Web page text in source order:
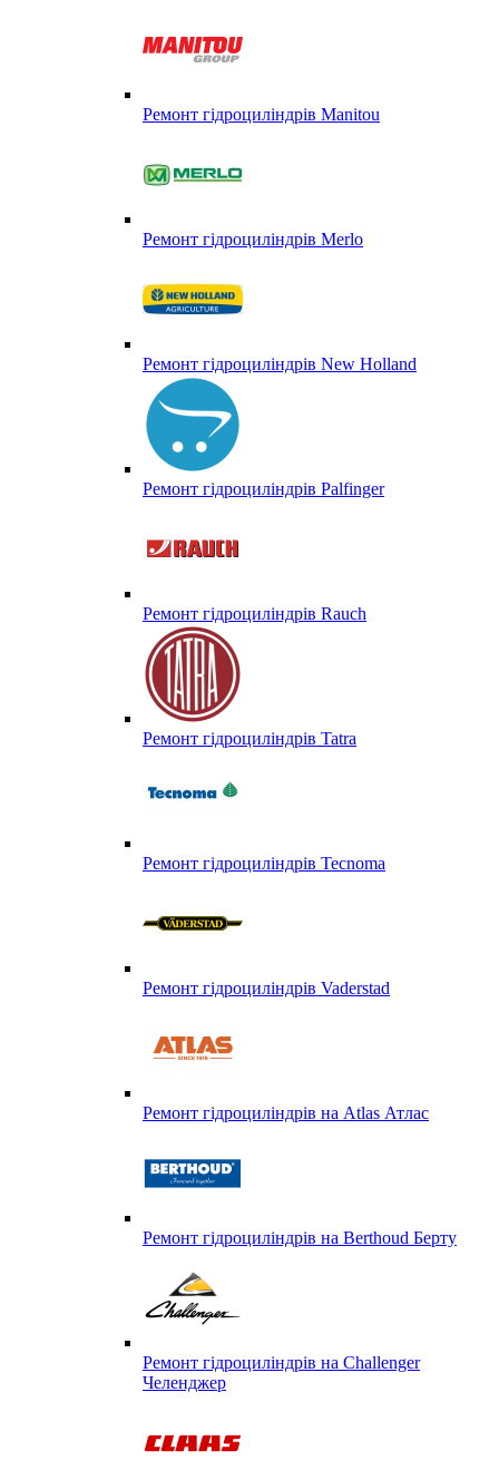
Ремонт гідроциліндрів Manitou
Ремонт гідроциліндрів Merlo
Ремонт гідроциліндрів New Holland
Ремонт гідроциліндрів Palfinger
Ремонт гідроциліндрів Rauch
Ремонт гідроциліндрів Tatra
Ремонт гідроциліндрів Tecnoma
Ремонт гідроциліндрів Vaderstad
Ремонт гідроциліндрів на Atlas Атлас
Ремонт гідроциліндрів на Berthoud Берту
Ремонт гідроциліндрів на Challenger
Челенджер